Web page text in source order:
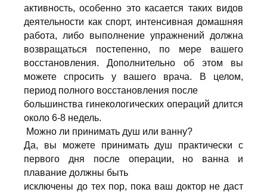
активность, особенно это касается таких видов
деятельности как спорт, интенсивная домашняя
работа, либо выполнение упражнений должна
возвращаться постепенно, по мере вашего
восстановления. Дополнительно об этом вы
можете спросить у вашего врача. В целом,
период полного восстановления после
большинства гинекологических операций длится
около 6-8 недель.
Можно ли принимать душ или ванну?
Да, вы можете принимать душ практически с
первого дня после операции, но ванна и
плавание должны быть
исключены до тех пор, пока ваш доктор не даст